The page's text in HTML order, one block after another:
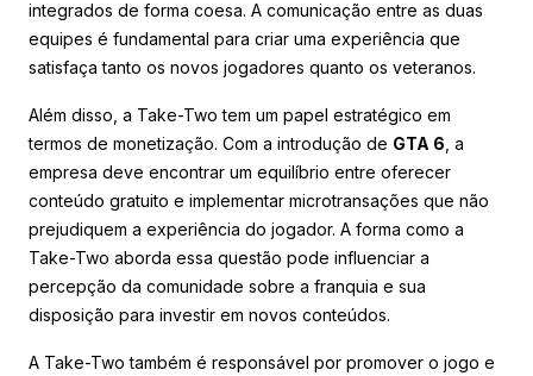
integrados de forma coesa. A comunicação entre as duas
equipes é fundamental para criar uma experiência que
satisfaça tanto os novos jogadores quanto os veteranos.
Além disso, a Take-Two tem um papel estratégico em
termos de monetização. Com a introdução de GTA 6 , a
empresa deve encontrar um equilíbrio entre oferecer
conteúdo gratuito e implementar microtransações que não
prejudiquem a experiência do jogador. A forma como a
Take-Two aborda essa questão pode influenciar a
percepção da comunidade sobre a franquia e sua
disposição para investir em novos conteúdos.
A Take-Two também é responsável por promover o jogo e